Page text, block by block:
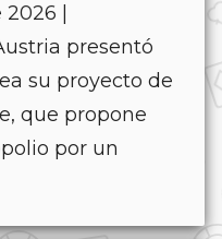
|
presentó
su proyecto de
que propone
por un